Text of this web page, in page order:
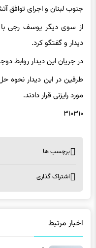
جنوب لبنان و اجرای توافق
از سوی دیگر یوسف رجی با
دیدار و گفتگو کرد.
در جریان این دیدار روابط
طرفین در این دیدار نحوه
مورد رایزنی قرار دادند.
۳۱۰۳۱۰
برچسب ها
اشتراک گذاری
اخبار مرتبط